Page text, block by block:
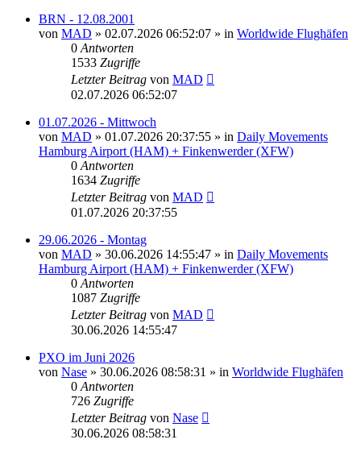
BRN - 12.08.2001
von MAD » 02.07.2026 06:52:07 » in Worldwide Flughäfen
0 Antworten
1533 Zugriffe
Letzter Beitrag von MAD
02.07.2026 06:52:07
01.07.2026 - Mittwoch
von MAD » 01.07.2026 20:37:55 » in Daily Movements
Hamburg Airport (HAM) + Finkenwerder (XFW)
0 Antworten
1634 Zugriffe
Letzter Beitrag von MAD
01.07.2026 20:37:55
29.06.2026 - Montag
von MAD » 30.06.2026 14:55:47 » in Daily Movements
Hamburg Airport (HAM) + Finkenwerder (XFW)
0 Antworten
1087 Zugriffe
Letzter Beitrag von MAD
30.06.2026 14:55:47
PXO im Juni 2026
von Nase » 30.06.2026 08:58:31 » in Worldwide Flughäfen
0 Antworten
726 Zugriffe
Letzter Beitrag von Nase
30.06.2026 08:58:31